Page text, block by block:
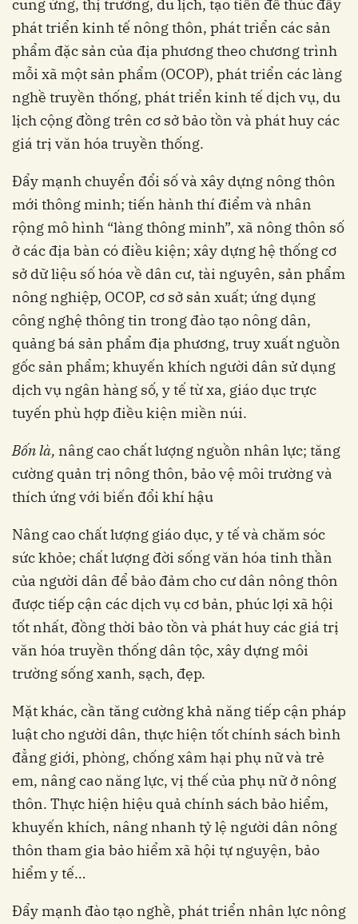
cung ứng, thị trường, du lịch, tạo tiền đề thúc đẩy
phát triển kinh tế nông thôn, phát triển các sản
phẩm đặc sản của địa phương theo chương trình
mỗi xã một sản phẩm (OCOP), phát triển các làng
nghề truyền thống, phát triển kinh tế dịch vụ, du
lịch cộng đồng trên cơ sở bảo tồn và phát huy các
giá trị văn hóa truyền thống.
Đẩy mạnh chuyển đổi số và xây dựng nông thôn
mới thông minh; tiến hành thí điểm và nhân
rộng mô hình “làng thông minh”, xã nông thôn số
ở các địa bàn có điều kiện; xây dựng hệ thống cơ
sở dữ liệu số hóa về dân cư, tài nguyên, sản phẩm
nông nghiệp, OCOP, cơ sở sản xuất; ứng dụng
công nghệ thông tin trong đào tạo nông dân,
quảng bá sản phẩm địa phương, truy xuất nguồn
gốc sản phẩm; khuyến khích người dân sử dụng
dịch vụ ngân hàng số, y tế từ xa, giáo dục trực
tuyến phù hợp điều kiện miền núi.
Bốn là, nâng cao chất lượng nguồn nhân lực; tăng
cường quản trị nông thôn, bảo vệ môi trường và
thích ứng với biến đổi khí hậu
Nâng cao chất lượng giáo dục, y tế và chăm sóc
sức khỏe; chất lượng đời sống văn hóa tinh thần
của người dân để bảo đảm cho cư dân nông thôn
được tiếp cận các dịch vụ cơ bản, phúc lợi xã hội
tốt nhất, đồng thời bảo tồn và phát huy các giá trị
văn hóa truyền thống dân tộc, xây dựng môi
trường sống xanh, sạch, đẹp.
Mặt khác, cần tăng cường khả năng tiếp cận pháp
luật cho người dân, thực hiện tốt chính sách bình
đẳng giới, phòng, chống xâm hại phụ nữ và trẻ
em, nâng cao năng lực, vị thế của phụ nữ ở nông
thôn. Thực hiện hiệu quả chính sách bảo hiểm,
khuyến khích, nâng nhanh tỷ lệ người dân nông
thôn tham gia bảo hiểm xã hội tự nguyện, bảo
hiểm y tế…
Đẩy mạnh đào tạo nghề, phát triển nhân lực nông